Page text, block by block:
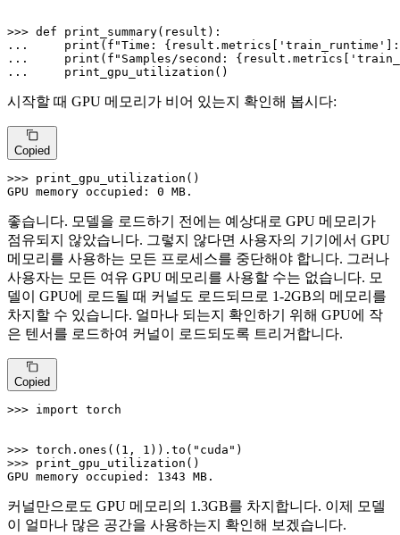
>>> def print_summary( result
...
print ( f"Time: {result.metrics[ 'train_runtime'
]:
...
print ( f"Samples/second: {result.metrics[
...
    print_gpu_utilization()
시작할 때 GPU 메모리가 비어 있는지 확인해 봅시다:
Copied
>>> print_gpu_utilization()
GPU memory occupied: 0 MB.
좋습니다. 모델을 로드하기 전에는 예상대로 GPU 메모리가
점유되지 않았습니다. 그렇지 않다면 사용자의 기기에서 GPU
메모리를 사용하는 모든 프로세스를 중단해야 합니다. 그러나
사용자는 모든 여유 GPU 메모리를 사용할 수는 없습니다. 모
델이 GPU에 로드될 때 커널도 로드되므로 1-2GB의 메모리를
차지할 수 있습니다. 얼마나 되는지 확인하기 위해 GPU에 작
은 텐서를 로드하여 커널이 로드되도록 트리거합니다.
Copied
>>> import torch
>>> torch.ones(( 1 , 1 )).to( "cuda"
>>> print_gpu_utilization()
GPU memory occupied: 1343 MB.
커널만으로도 GPU 메모리의 1.3GB를 차지합니다. 이제 모델
이 얼마나 많은 공간을 사용하는지 확인해 보겠습니다.